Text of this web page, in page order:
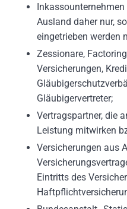
Ausland daher nur,
eingetrieben werden
Zessionare,
Versicherungen,
Gläubigervertreter;
Vertragspartner, die
Leistung mitwirken
Versicherungen aus
Eintritts des